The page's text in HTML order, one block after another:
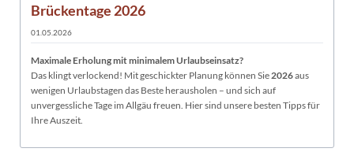
Brückentage 2026
01.05.2026
Maximale Erholung mit minimalem Urlaubseinsatz?
Das klingt verlockend! Mit geschickter Planung können Sie2026aus
wenigen Urlaubstagen das Beste herausholen – und sich auf
unvergessliche Tage im Allgäu freuen. Hier sind unsere besten Tipps für
Ihre Auszeit.